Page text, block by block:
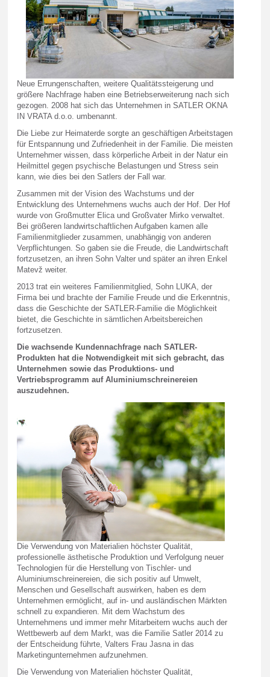
Neue Errungenschaften, weitere Qualitätssteigerung und
größere Nachfrage haben eine Betriebserweiterung nach sich
gezogen. 2008 hat sich das Unternehmen in SATLER OKNA
IN VRATA d.o.o. umbenannt.
Die Liebe zur Heimaterde sorgte an geschäftigen Arbeitstagen
für Entspannung und Zufriedenheit in der Familie. Die meisten
Unternehmer wissen, dass körperliche Arbeit in der Natur ein
Heilmittel gegen psychische Belastungen und Stress sein
kann, wie dies bei den Satlers der Fall war.
Zusammen mit der Vision des Wachstums und der
Entwicklung des Unternehmens wuchs auch der Hof. Der Hof
wurde von Großmutter Elica und Großvater Mirko verwaltet.
Bei größeren landwirtschaftlichen Aufgaben kamen alle
Familienmitglieder zusammen, unabhängig von anderen
Verpflichtungen. So gaben sie die Freude, die Landwirtschaft
fortzusetzen, an ihren Sohn Valter und später an ihren Enkel
Matevž weiter.
2013 trat ein weiteres Familienmitglied, Sohn LUKA, der
Firma bei und brachte der Familie Freude und die Erkenntnis,
dass die Geschichte der SATLER-Familie die Möglichkeit
bietet, die Geschichte in sämtlichen Arbeitsbereichen
fortzusetzen.
Die wachsende Kundennachfrage nach SATLER-
Produkten hat die Notwendigkeit mit sich gebracht, das
Unternehmen sowie das Produktions- und
Vertriebsprogramm auf Aluminiumschreinereien
auszudehnen.
Die Verwendung von Materialien höchster Qualität,
professionelle ästhetische Produktion und Verfolgung neuer
Technologien für die Herstellung von Tischler- und
Aluminiumschreinereien, die sich positiv auf Umwelt,
Menschen und Gesellschaft auswirken, haben es dem
Unternehmen ermöglicht, auf in- und ausländischen Märkten
schnell zu expandieren. Mit dem Wachstum des
Unternehmens und immer mehr Mitarbeitern wuchs auch der
Wettbewerb auf dem Markt, was die Familie Satler 2014 zu
der Entscheidung führte, Valters Frau Jasna in das
Marketingunternehmen aufzunehmen.
Die Verwendung von Materialien höchster Qualität,